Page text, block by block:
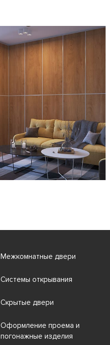
Межкомнатные двери
Системы открывания
Скрытые двери
Оформление проема и
погонажные изделия